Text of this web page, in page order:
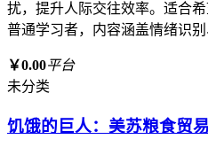
扰，提升人际交往效率。适合
普通学习者，内容涵盖情绪识
￥0.00平台
未分类
饥饿的巨人：美苏粮食贸